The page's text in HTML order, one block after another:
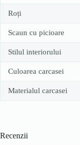
Roți
Scaun cu picioare
Stilul interiorului
Culoarea carcasei
Materialul carcasei
Recenzii